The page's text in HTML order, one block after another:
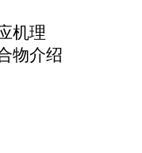
机理
物介绍